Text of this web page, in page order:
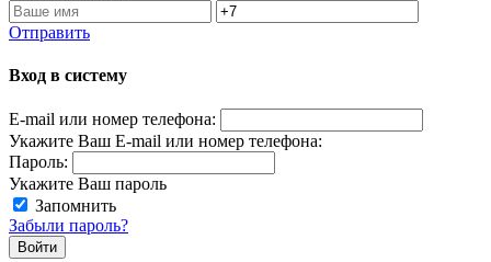
Отправить
Вход в систему
E-mail или номер телефона:
Укажите Ваш E-mail или номер телефона:
Пароль:
Укажите Ваш пароль
Запомнить
Забыли пароль?